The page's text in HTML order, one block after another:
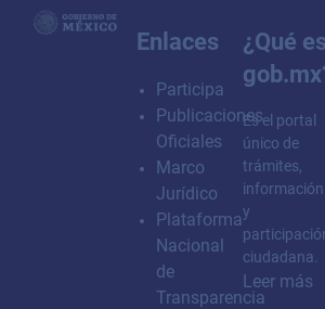
Enlaces
Participa
Publicaciones
Oficiales
Marco
Jurídico
Plataforma
Nacional
de
Transparencia
¿Qué es
Es el portal
único de
trámites,
información
y
ciudadana.
Leer más